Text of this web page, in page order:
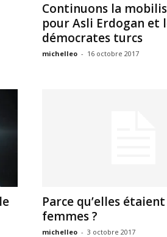
Continuons la
pour Asli Erdogan et
démocrates turcs
michelleo - 16 octobre 2017
Parce qu’elles
femmes ?
michelleo - 3 octobre 2017